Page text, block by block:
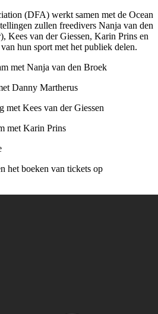
(DFA) werkt samen met de Ocean
zullen freedivers Nanja van den
Kees van der Giessen, Karin Prins en
hun sport met het publiek delen.
Nanja van den Broek
Martherus
van der Giessen
Karin Prins
het boeken van tickets op